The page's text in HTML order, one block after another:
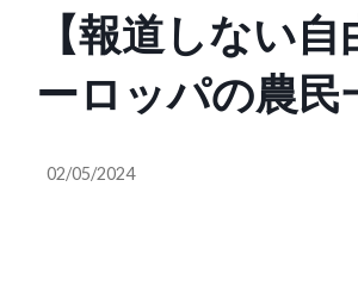
していました」
い。日本ではた
たくられてるだ
本人はそんな異
【報道しない自
ーロッパの農民
日本のマスコミ
02/05/2024